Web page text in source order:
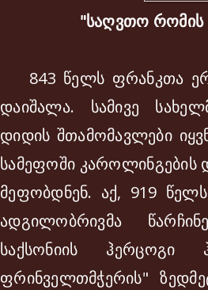
"საღვთო რომის
843 წელს ფრანკთა
დაიშალა. სამივე
დიდის შთამომავლები
სამეფოში კაროლინგების
მეფობდნენ. აქ, 919
ადგილობრივმა
საქსონიის ჰერცოგი
ფრინველთმჭერის"